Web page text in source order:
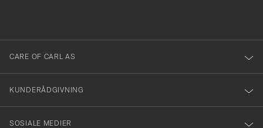
dig
till
vårt
nyhetsbrev!
CARE OF CARL AS
KUNDERÅDGIVNING
SOSIALE MEDIER